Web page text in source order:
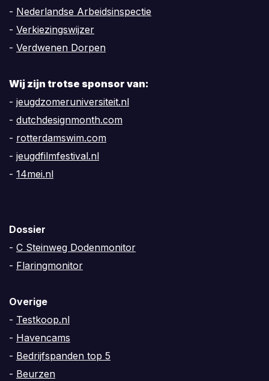
- Nederlandse Arbeidsinspectie
- Verkiezingswijzer
- Verdwenen Dorpen
Wij zijn trotse sponsor van:
- jeugdzomeruniversiteit.nl
- dutchdesignmonth.com
- rotterdamswim.com
- jeugdfilmfestival.nl
- 14mei.nl
Dossier
- C Steinweg Dodenmonitor
- Flaringmonitor
Overige
- Testkoop.nl
- Havencams
- Bedrijfspanden top 5
- Beurzen